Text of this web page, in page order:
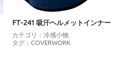
FT-241 吸汗ヘルメットインナー
カテゴリ： 冷感小物
タグ： COVERWORK